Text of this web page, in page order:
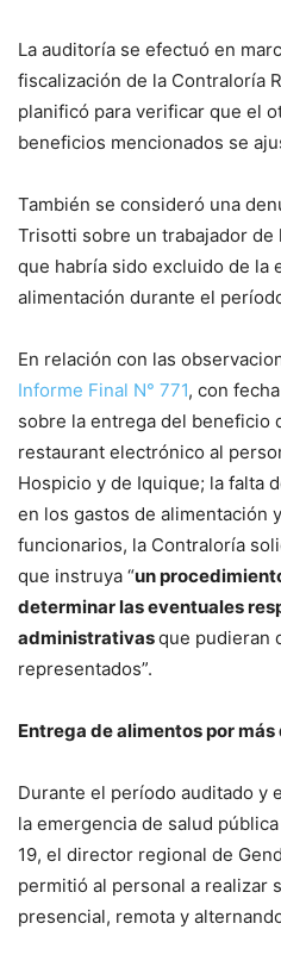
La auditoría se efectuó en
fiscalización de la Contraloría
planificó para verificar que el
beneficios mencionados se
También se consideró una
Trisotti sobre un trabajador de
que habría sido excluido de la
alimentación durante el
En relación con las
Informe Final N° 771, con
sobre la entrega del beneficio
restaurant electrónico al
Hospicio y de Iquique; la falta
en los gastos de alimentación
funcionarios, la Contraloría
que instruya “un
determinar las eventuales
administrativasque pudieran
representados”.
Entrega de alimentos por
Durante el período auditado y
la emergencia de salud
19, el director regional de
permitió al personal a realizar
presencial, remota y